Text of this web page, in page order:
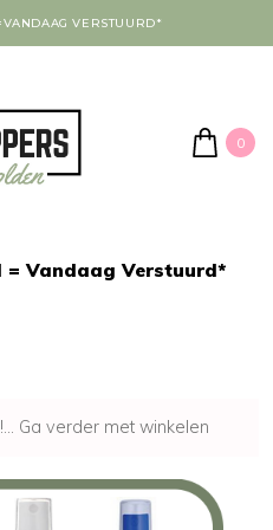
VERSTUURD*
0
veilige omgeving
Ga verder met winkelen